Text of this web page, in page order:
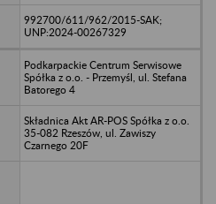
992700/611/962/2015-SAK;
UNP:2024-00267329
Podkarpackie Centrum Serwisowe
Spółka z o.o. - Przemyśl, ul. Stefana
Batorego 4
Składnica Akt AR-POS Spółka z o.o.
35-082 Rzeszów, ul. Zawiszy
Czarnego 20F